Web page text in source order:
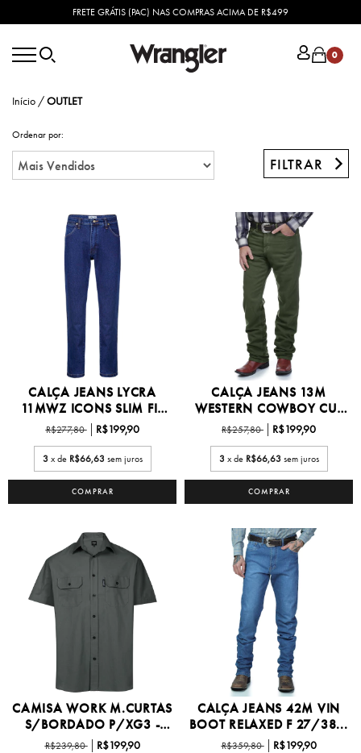
FRETE GRÁTIS (PAC) NAS COMPRAS ACIMA DE R$499
0
Início /OUTLET
Ordenar por:
FILTRAR
CALÇA JEANS LYCRA
11MWZ ICONS SLIM FIT
-...
R$277,80 R$199,90
3 x de R$66,63 sem juros
COMPRAR
CALÇA JEANS 13M
WESTERN COWBOY CUT
27/38...
R$257,80 R$199,90
3 x de R$66,63 sem juros
COMPRAR
CAMISA WORK M.CURTAS
S/BORDADO P/XG3 -
W...
R$239,80 R$199,90
CALÇA JEANS 42M VIN
BOOT RELAXED F 27/38...
R$359,80 R$199,90